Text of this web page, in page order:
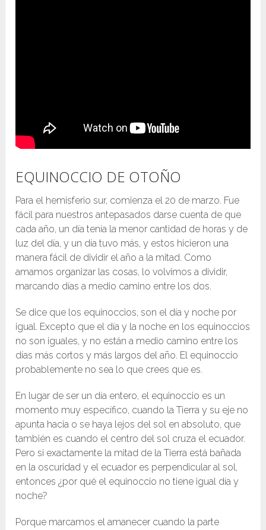
EQUINOCCIO DE OTOÑO
Para el hemisferio sur, comienza el 20 de marzo. Fue
fácil para nuestros antepasados ​​darse cuenta de que
cada año, un día tenía la menor cantidad de horas y de
luz del día, y un día tuvo más, y estos hicieron una
manera fácil de dividir el año a la mitad. Como
amamos organizar las cosas, lo volvimos a dividir,
marcando días a medio camino entre los dos.
Se dice que los equinoccios, son el día y noche por
igual. Excepto que el día y la noche en los equinoccios
no son iguales, y no están a medio camino entre los
días más cortos y más largos del año. El equinoccio
probablemente no sea lo que crees que es.
En lugar de ser un día entero, el equinoccio es un
momento muy específico, cuando la Tierra y su eje no
apunta hacia o se haya lejos del sol en absoluto, que
también es cuando el centro del sol cruza el ecuador.
Pero si exactamente la mitad de la Tierra está bañada
en la oscuridad y el ecuador es perpendicular al sol,
entonces ¿por qué el equinoccio no tiene igual día y
noche?
Porque marcamos el amanecer cuando la parte